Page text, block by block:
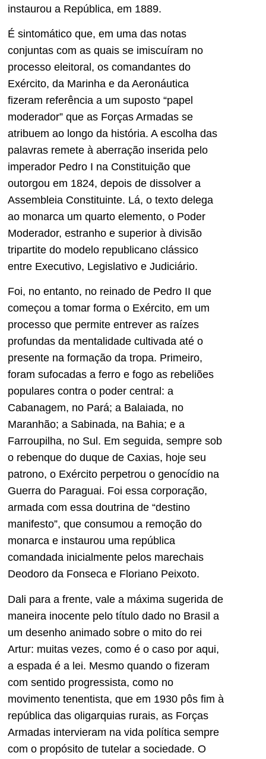
instaurou a República, em 1889.
É sintomático que, em uma das notas
conjuntas com as quais se imiscuíram no
processo eleitoral, os comandantes do
Exército, da Marinha e da Aeronáutica
fizeram referência a um suposto “papel
moderador” que as Forças Armadas se
atribuem ao longo da história. A escolha das
palavras remete à aberração inserida pelo
imperador Pedro I na Constituição que
outorgou em 1824, depois de dissolver a
Assembleia Constituinte. Lá, o texto delega
ao monarca um quarto elemento, o Poder
Moderador, estranho e superior à divisão
tripartite do modelo republicano clássico
entre Executivo, Legislativo e Judiciário.
Foi, no entanto, no reinado de Pedro II que
começou a tomar forma o Exército, em um
processo que permite entrever as raízes
profundas da mentalidade cultivada até o
presente na formação da tropa. Primeiro,
foram sufocadas a ferro e fogo as rebeliões
populares contra o poder central: a
Cabanagem, no Pará; a Balaiada, no
Maranhão; a Sabinada, na Bahia; e a
Farroupilha, no Sul. Em seguida, sempre sob
o rebenque do duque de Caxias, hoje seu
patrono, o Exército perpetrou o genocídio na
Guerra do Paraguai. Foi essa corporação,
armada com essa doutrina de “destino
manifesto”, que consumou a remoção do
monarca e instaurou uma república
comandada inicialmente pelos marechais
Deodoro da Fonseca e Floriano Peixoto.
Dali para a frente, vale a máxima sugerida de
maneira inocente pelo título dado no Brasil a
um desenho animado sobre o mito do rei
Artur: muitas vezes, como é o caso por aqui,
a espada é a lei. Mesmo quando o fizeram
com sentido progressista, como no
movimento tenentista, que em 1930 pôs fim à
república das oligarquias rurais, as Forças
Armadas intervieram na vida política sempre
com o propósito de tutelar a sociedade. O